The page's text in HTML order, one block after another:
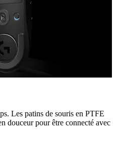
Les patins de souris en PTFE
douceur pour être connecté avec